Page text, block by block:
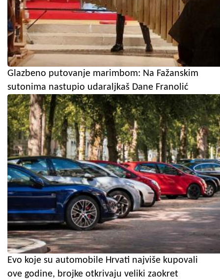
Glazbeno putovanje marimbom: Na Fažanskim
sutonima nastupio udaraljkaš Dane Franolić
Evo koje su automobile Hrvati najviše kupovali
ove godine, brojke otkrivaju veliki zaokret